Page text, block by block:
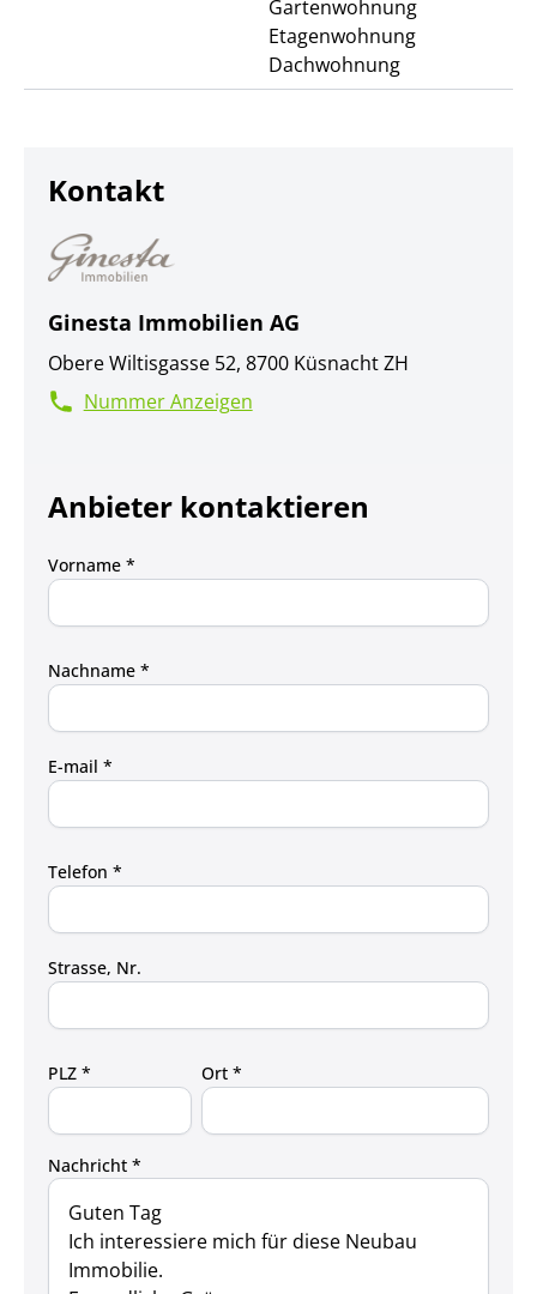
Gartenwohnung
Etagenwohnung
Dachwohnung
Kontakt
Ginesta Immobilien AG
Obere Wiltisgasse 52, 8700 Küsnacht ZH
Nummer Anzeigen
Anbieter kontaktieren
Vorname *
Nachname *
E-mail *
Telefon *
Strasse, Nr.
PLZ * Ort *
Nachricht *